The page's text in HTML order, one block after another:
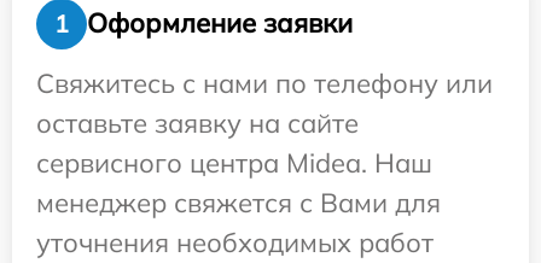
1
Оформление заявки
Свяжитесь с нами по телефону или
оставьте заявку на сайте
сервисного центра Midea. Наш
менеджер свяжется с Вами для
уточнения необходимых работ